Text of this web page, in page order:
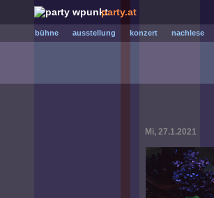
party.at
bühne ausstellung konzert nachlese
Mi, 27.1.2021